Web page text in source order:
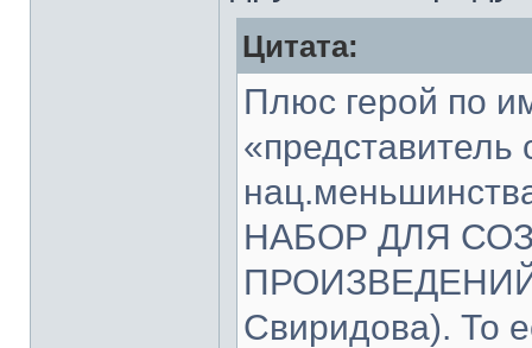
Цитата:
Плюс герой по
«представитель
НАБОР ДЛЯ
Свиридова). То